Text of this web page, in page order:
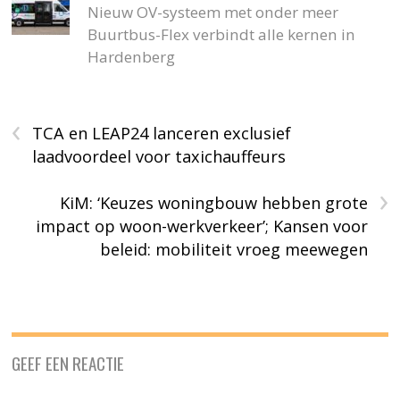
Nieuw OV-systeem met onder meer
Buurtbus-Flex verbindt alle kernen in
Hardenberg
‹
TCA en LEAP24 lanceren exclusief
laadvoordeel voor taxichauffeurs
›
KiM: ‘Keuzes woningbouw hebben grote
impact op woon-werkverkeer’; Kansen voor
beleid: mobiliteit vroeg meewegen
GEEF EEN REACTIE